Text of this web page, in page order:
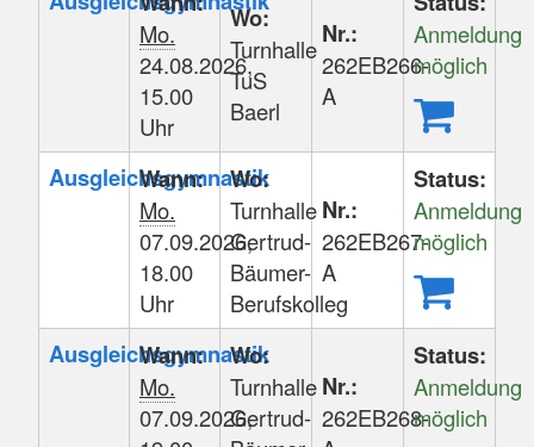
Tabellenüberschriften
Mo.
24.08.2026,
15.00
Uhr
Wo:
Turnhalle
TuS
Baerl
Nr.:
262EB266-
A
Anmeldung
möglich
Ausgleichsgymnastik
Wann:
Mo.
07.09.2026,
18.00
Uhr
Wo:
Turnhalle
Gertrud-
Bäumer-
Berufskolleg
Nr.:
262EB267-
A
Status:
Anmeldung
möglich
Ausgleichsgymnastik
Wann:
Mo.
07.09.2026,
Wo:
Turnhalle
Gertrud-
Nr.:
262EB268-
Status:
Anmeldung
möglich